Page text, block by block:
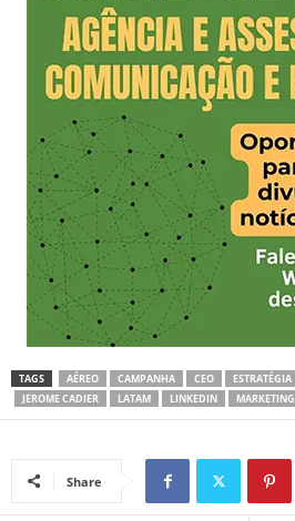
TAGS AÉREO CAMPANHA CEO ESTRATÉGIA
JEROME CADIER
LATAM LINKEDIN MARKETING
Share